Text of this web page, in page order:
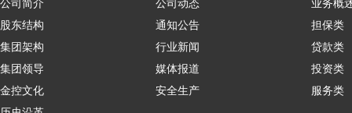
公司简介
股东结构
集团架构
集团领导
金控文化
公司动态
通知公告
行业新闻
媒体报道
安全生产
业务概
担保类
贷款类
投资类
服务类